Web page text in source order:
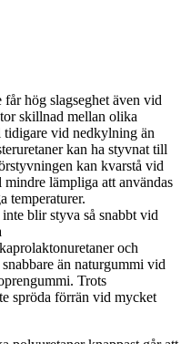
får hög slagseghet även vid
skillnad mellan olika
tidigare vid nedkylning än
kan ha styvnat till
kan kvarstå vid
lämpliga att användas
temperaturer.
blir styva så snabbt vid
och
än naturgummi vid
Trots
spröda förrän vid mycket